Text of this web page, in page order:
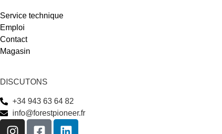
Service technique
Emploi
Contact
Magasin
DISCUTONS
+34 943 63 64 82
info@forestpioneer.fr